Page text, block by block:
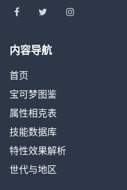
内容导航
首页
宝可梦图鉴
属性相克表
技能数据库
特性效果解析
世代与地区